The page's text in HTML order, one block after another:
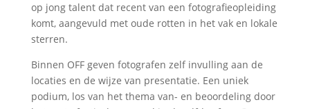
op jong talent dat recent van een fotografieopleiding
komt, aangevuld met oude rotten in het vak en lokale
sterren.
Binnen OFF geven fotografen zelf invulling aan de
locaties en de wijze van presentatie. Een uniek
podium, los van het thema van- en beoordeling door